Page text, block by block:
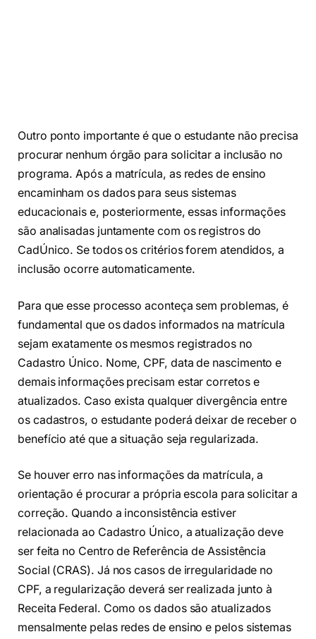
Outro ponto importante é que o estudante não precisa
procurar nenhum órgão para solicitar a inclusão no
programa. Após a matrícula, as redes de ensino
encaminham os dados para seus sistemas
educacionais e, posteriormente, essas informações
são analisadas juntamente com os registros do
CadÚnico. Se todos os critérios forem atendidos, a
inclusão ocorre automaticamente.
Para que esse processo aconteça sem problemas, é
fundamental que os dados informados na matrícula
sejam exatamente os mesmos registrados no
Cadastro Único. Nome, CPF, data de nascimento e
demais informações precisam estar corretos e
atualizados. Caso exista qualquer divergência entre
os cadastros, o estudante poderá deixar de receber o
benefício até que a situação seja regularizada.
Se houver erro nas informações da matrícula, a
orientação é procurar a própria escola para solicitar a
correção. Quando a inconsistência estiver
relacionada ao Cadastro Único, a atualização deve
ser feita no Centro de Referência de Assistência
Social (CRAS). Já nos casos de irregularidade no
CPF, a regularização deverá ser realizada junto à
Receita Federal. Como os dados são atualizados
mensalmente pelas redes de ensino e pelos sistemas